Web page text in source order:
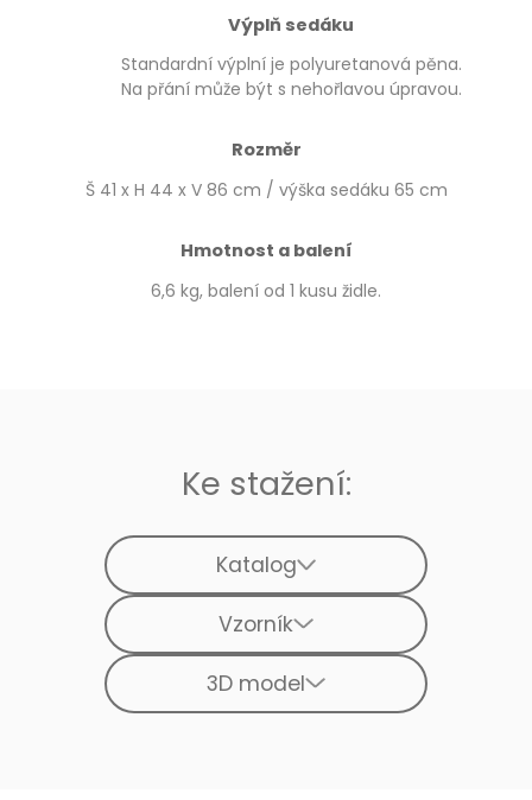
Výplň sedáku
Standardní výplní je polyuretanová pěna.
Na přání může být s nehořlavou úpravou.
Rozměr
Š 41 x H 44 x V 86 cm / výška sedáku 65 cm
Hmotnost a balení
6,6 kg, balení od 1 kusu židle.
Ke stažení:
Katalog
Vzorník
3D model